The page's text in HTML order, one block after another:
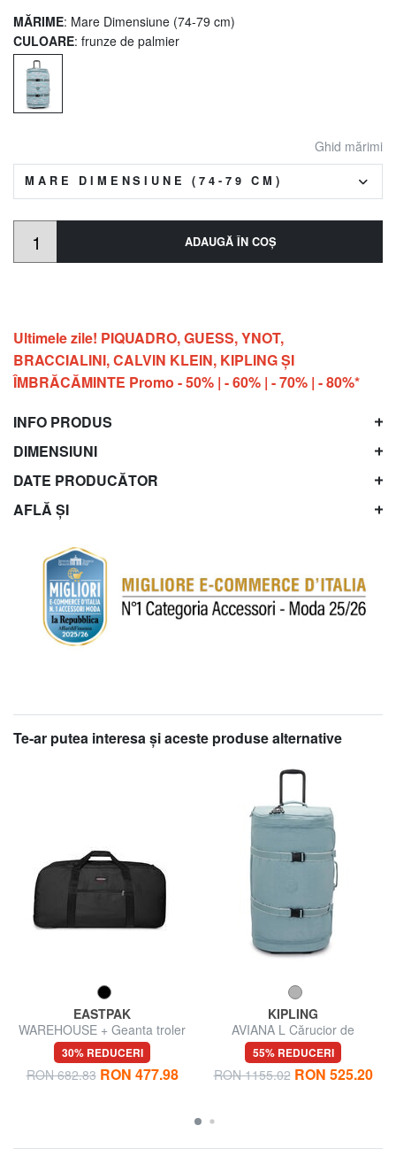
MĂRIME: Mare Dimensiune (74-79 cm)
CULOARE: frunze de palmier
Ghid mărimi
MARE DIMENSIUNE (74-79 CM)
ADAUGĂ ÎN COŞ
Ultimele zile! PIQUADRO, GUESS, YNOT,
BRACCIALINI, CALVIN KLEIN, KIPLING ŞI
ÎMBRĂCĂMINTE Promo - 50% | - 60% | - 70% | - 80%*
INFO PRODUS
DIMENSIUNI
DATE PRODUCĂTOR
AFLĂ ȘI
Te-ar putea interesa şi aceste produse alternative
EASTPAK
WAREHOUSE + Geanta troler
de marime
30% REDUCERI
RON 682.83 RON 477.98
KIPLING
AVIANA L Cărucior de
dimensiuni mari
55% REDUCERI
RON 1155.02 RON 525.20